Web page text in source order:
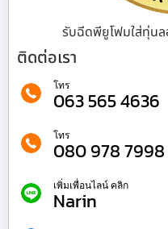
รับฉีดพียูโฟมใส่ทุ่นล
ติดต่อเรา
โทร
063 565 4636
โทร
080 978 7998
เพิ่มเพื่อนไลน์ คลิก
Narin